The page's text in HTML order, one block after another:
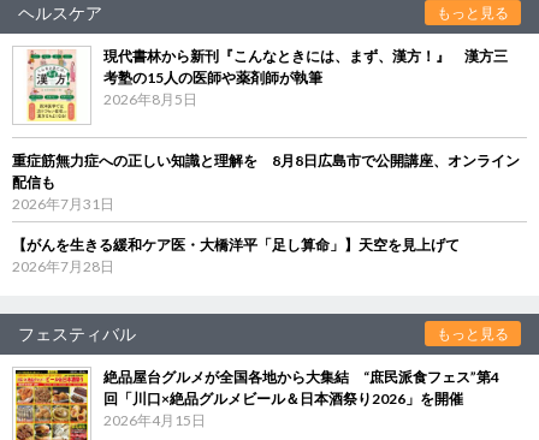
ヘルスケア もっと見る
現代書林から新刊『こんなときには、まず、漢方！』 漢方三
考塾の15人の医師や薬剤師が執筆
2026年8月5日
重症筋無力症への正しい知識と理解を 8月8日広島市で公開講座、オンライン
配信も
2026年7月31日
【がんを生きる緩和ケア医・大橋洋平「足し算命」】天空を見上げて
2026年7月28日
フェスティバル もっと見る
絶品屋台グルメが全国各地から大集結 “庶民派食フェス”第4
回「川口×絶品グルメビール＆日本酒祭り2026」を開催
2026年4月15日